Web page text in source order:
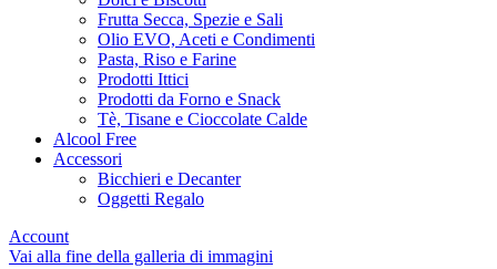
Frutta Secca, Spezie e Sali
Olio EVO, Aceti e Condimenti
Pasta, Riso e Farine
Prodotti Ittici
Prodotti da Forno e Snack
Tè, Tisane e Cioccolate Calde
Alcool Free
Accessori
Bicchieri e Decanter
Oggetti Regalo
Account
Vai alla fine della galleria di immagini